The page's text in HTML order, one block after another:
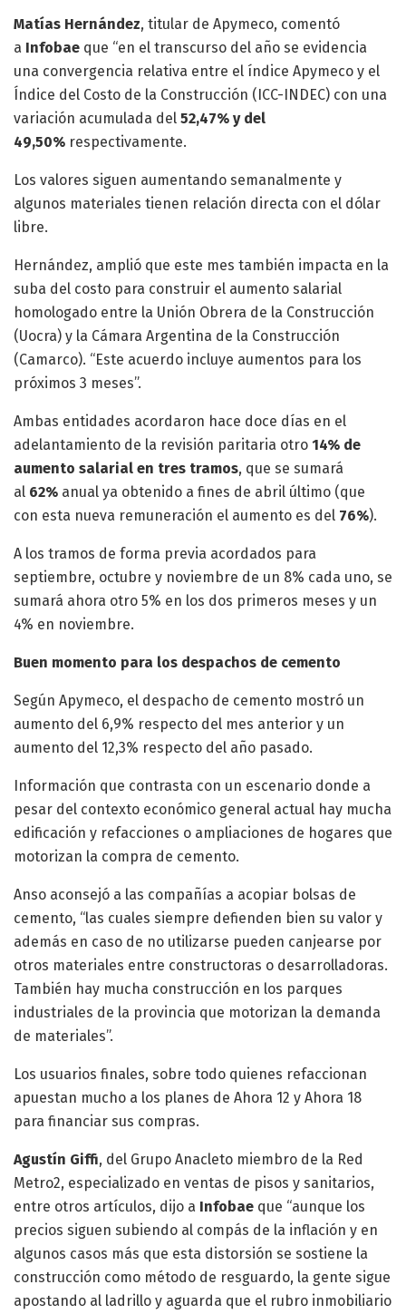
Matías Hernández, titular de Apymeco, comentó
a Infobae que “en el transcurso del año se evidencia
una convergencia relativa entre el índice Apymeco y el
Índice del Costo de la Construcción (ICC-INDEC) con una
variación acumulada del 52,47% y del
49,50% respectivamente.
Los valores siguen aumentando semanalmente y
algunos materiales tienen relación directa con el dólar
libre.
Hernández, amplió que este mes también impacta en la
suba del costo para construir el aumento salarial
homologado entre la Unión Obrera de la Construcción
(Uocra) y la Cámara Argentina de la Construcción
(Camarco). “Este acuerdo incluye aumentos para los
próximos 3 meses”.
Ambas entidades acordaron hace doce días en el
adelantamiento de la revisión paritaria otro 14% de
aumento salarial en tres tramos, que se sumará
al 62% anual ya obtenido a fines de abril último (que
con esta nueva remuneración el aumento es del 76%).
A los tramos de forma previa acordados para
septiembre, octubre y noviembre de un 8% cada uno, se
sumará ahora otro 5% en los dos primeros meses y un
4% en noviembre.
Buen momento para los despachos de cemento
Según Apymeco, el despacho de cemento mostró un
aumento del 6,9% respecto del mes anterior y un
aumento del 12,3% respecto del año pasado.
Información que contrasta con un escenario donde a
pesar del contexto económico general actual hay mucha
edificación y refacciones o ampliaciones de hogares que
motorizan la compra de cemento.
Anso aconsejó a las compañías a acopiar bolsas de
cemento, “las cuales siempre defienden bien su valor y
además en caso de no utilizarse pueden canjearse por
otros materiales entre constructoras o desarrolladoras.
También hay mucha construcción en los parques
industriales de la provincia que motorizan la demanda
de materiales”.
Los usuarios finales, sobre todo quienes refaccionan
apuestan mucho a los planes de Ahora 12 y Ahora 18
para financiar sus compras.
Agustín Giffi, del Grupo Anacleto miembro de la Red
Metro2, especializado en ventas de pisos y sanitarios,
entre otros artículos, dijo a Infobae que “aunque los
precios siguen subiendo al compás de la inflación y en
algunos casos más que esta distorsión se sostiene la
construcción como método de resguardo, la gente sigue
apostando al ladrillo y aguarda que el rubro inmobiliario